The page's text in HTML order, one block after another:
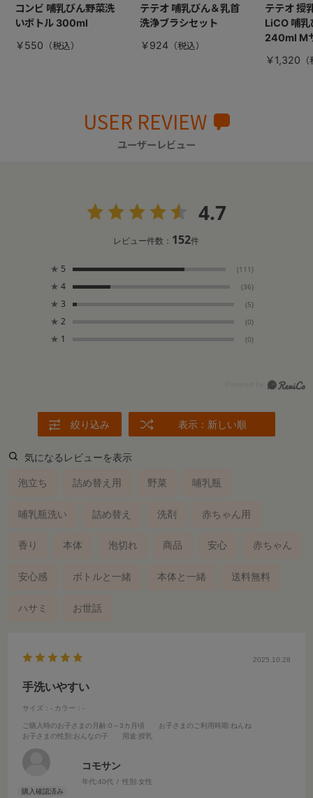
コンビ 哺乳びん野菜洗
いボトル 300ml
￥550
テテオ 哺乳びん＆乳首
洗浄ブラシセット
￥924
テテオ 授
LiCO 哺乳
240ml M
￥1,320
USER REVIEW
ユーザーレビュー
4.7
レビュー件数： 152件
★ 5 (111)
★ 4 (36)
★ 3 (5)
★ 2 (0)
★ 1 (0)
絞り込み 表示：新しい順
気になるレビューを表示
泡立ち 詰め替え用 野菜 哺乳瓶
哺乳瓶洗い 詰め替え 洗剤 赤ちゃん用
香り 本体 泡切れ 商品 安心 赤ちゃん
安心感 ボトルと一緒 本体と一緒 送料無料
ハサミ お世話
2025.10.28
手洗いやすい
サイズ：- カラー：-
ご購入時のお子さまの月齢:0～3カ月頃 お子さまのご利用時期 :ねんね
お子さまの性別 :おんなの子 用途:授乳
コモサン
年代:40代 性別:女性